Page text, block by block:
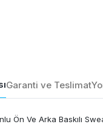
Garanti ve Teslimat
Ön Ve Arka Baskılı